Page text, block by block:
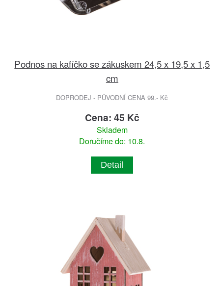
Podnos na kafíčko se zákuskem 24,5 x 19,5 x 1,5
cm
DOPRODEJ - PŮVODNÍ CENA 99.- Kč
Cena: 45 Kč
Skladem
Doručíme do: 10.8.
Detail